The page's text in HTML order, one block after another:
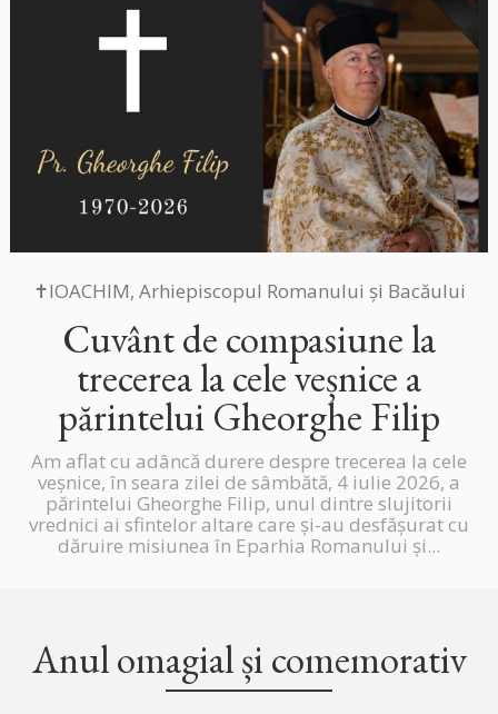
✝IOACHIM, Arhiepiscopul Romanului și Bacăului
Cuvânt de compasiune la
trecerea la cele veșnice a
părintelui Gheorghe Filip
Am aflat cu adâncă durere despre trecerea la cele
veșnice, în seara zilei de sâmbătă, 4 iulie 2026, a
părintelui Gheorghe Filip, unul dintre slujitorii
vrednici ai sfintelor altare care și-au desfășurat cu
dăruire misiunea în Eparhia Romanului și...
Anul omagial și comemorativ